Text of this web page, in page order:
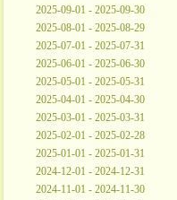
2025-09-01 - 2025-09-30
2025-08-01 - 2025-08-29
2025-07-01 - 2025-07-31
2025-06-01 - 2025-06-30
2025-05-01 - 2025-05-31
2025-04-01 - 2025-04-30
2025-03-01 - 2025-03-31
2025-02-01 - 2025-02-28
2025-01-01 - 2025-01-31
2024-12-01 - 2024-12-31
2024-11-01 - 2024-11-30